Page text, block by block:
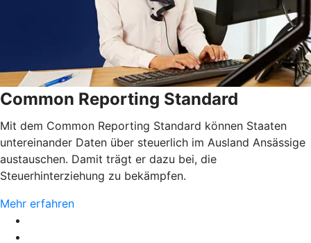
Common Reporting Standard
Mit dem Common Reporting Standard können Staaten
untereinander Daten über steuerlich im Ausland Ansässige
austauschen. Damit trägt er dazu bei, die
Steuerhinterziehung zu bekämpfen.
Mehr erfahren